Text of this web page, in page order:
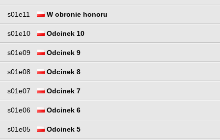
s01e11 W obronie honoru
s01e10 Odcinek 10
s01e09 Odcinek 9
s01e08 Odcinek 8
s01e07 Odcinek 7
s01e06 Odcinek 6
s01e05 Odcinek 5